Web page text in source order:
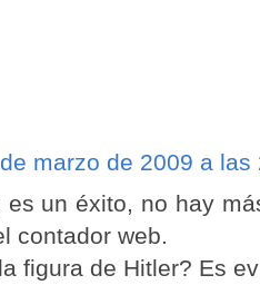
marzo de 2009 a las
es un éxito, no hay
contador web.
figura de Hitler? Es